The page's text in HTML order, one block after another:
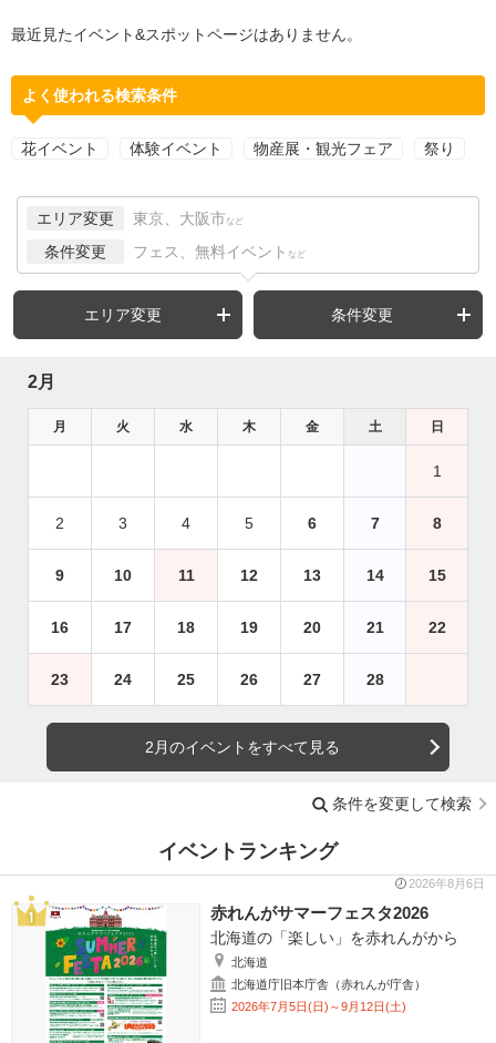
最近見たイベント&スポットページはありません。
よく使われる検索条件
花イベント 体験イベント 物産展・観光フェア 祭り
エリア変更 東京、大阪市 など
条件変更 フェス、無料イベント など
エリア変更 条件変更
2月
月 火 水 木 金 土 日
1
2 3 4 5 6 7 8
9 10 11 12 13 14 15
16 17 18 19 20 21 22
23 24 25 26 27 28
2月のイベントをすべて見る
条件を変更して検索
イベントランキング
2026年8月6日
赤れんがサマーフェスタ2026
北海道の「楽しい」を赤れんがから
北海道
北海道庁旧本庁舎（赤れんが庁舎）
2026年7月5日(日)～9月12日(土)